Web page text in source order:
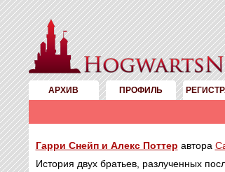
АРХИВ ПРОФИЛЬ
Гарри Снейп и Алекс Поттер автора
История двух братьев, разлученных